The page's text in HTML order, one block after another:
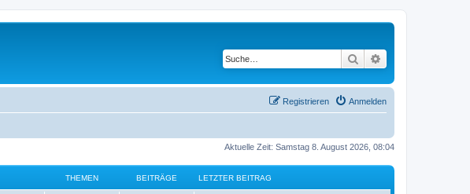
Suche
Anmelden
Registrieren
Aktuelle Zeit: Samstag 8. August 2026, 08:04
THEMEN BEITRÄGE LETZTER BEITRAG